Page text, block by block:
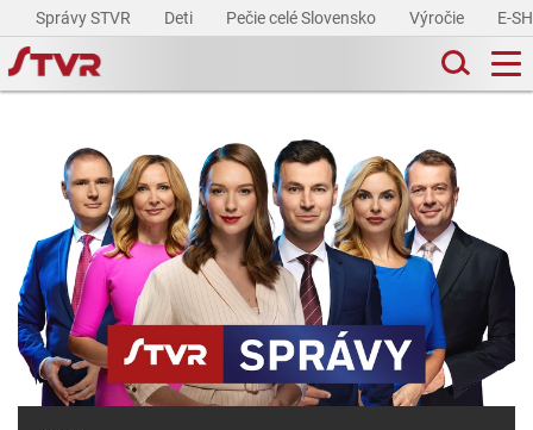
Správy STVR Deti Pečie celé Slovensko Výročie E-